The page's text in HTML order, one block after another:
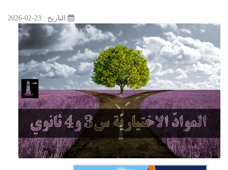
التاريخ : 23-02-2026